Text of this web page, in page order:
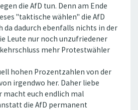
die AfD tun. Denn am Ende
"taktische wählen" die AfD
da dadurch ebenfalls nichts in der
Leute nur noch unzufriedener
mehr Protestwähler
hohen Prozentzahlen von der
irgendwo her. Daher liebe
macht euch endlich mal
die AfD permanent